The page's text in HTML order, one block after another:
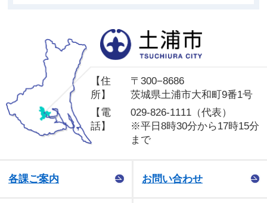
【住
所】
〒300−8686
茨城県土浦市大和町9番1号
【電
話】
029-826-1111（代表）
※平日8時30分から17時15分
まで
各課ご案内 お問い合わせ